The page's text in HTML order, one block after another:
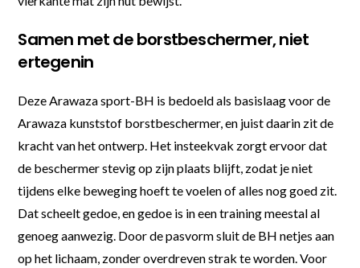
Samen met de borstbeschermer, niet
ertegenin
Deze Arawaza sport-BH is bedoeld als basislaag voor de
Arawaza kunststof borstbeschermer, en juist daarin zit de
kracht van het ontwerp. Het insteekvak zorgt ervoor dat
de beschermer stevig op zijn plaats blijft, zodat je niet
tijdens elke beweging hoeft te voelen of alles nog goed zit.
Dat scheelt gedoe, en gedoe is in een training meestal al
genoeg aanwezig. Door de pasvorm sluit de BH netjes aan
op het lichaam, zonder overdreven strak te worden. Voor